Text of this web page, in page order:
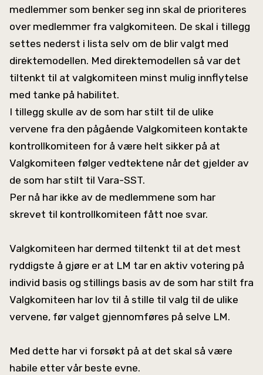
medlemmer som benker seg inn skal de prioriteres
over medlemmer fra valgkomiteen. De skal i tillegg
settes nederst i lista selv om de blir valgt med
direktemodellen. Med direktemodellen så var det
tiltenkt til at valgkomiteen minst mulig innflytelse
med tanke på habilitet.
I tillegg skulle av de som har stilt til de ulike
vervene fra den pågående Valgkomiteen kontakte
kontrollkomiteen for å være helt sikker på at
Valgkomiteen følger vedtektene når det gjelder av
de som har stilt til Vara-SST.
Per nå har ikke av de medlemmene som har
skrevet til kontrollkomiteen fått noe svar.
Valgkomiteen har dermed tiltenkt til at det mest
ryddigste å gjøre er at LM tar en aktiv votering på
individ basis og stillings basis av de som har stilt fra
Valgkomiteen har lov til å stille til valg til de ulike
vervene, før valget gjennomføres på selve LM.
Med dette har vi forsøkt på at det skal så være
habile etter vår beste evne.